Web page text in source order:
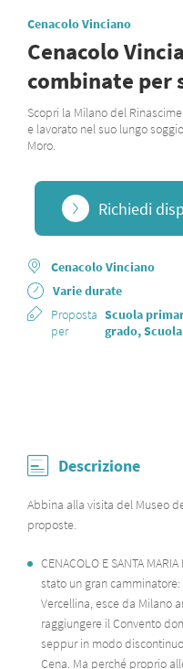
Cenacolo Vinciano
Cenacolo
combinate per
Scopri la Milano del
e lavorato nel suo lungo
Moro.
Richiedi
Cenacolo Vinciano
Varie durate
Proposta
per
Scuola
grado,
Descrizione
Abbina alla visita del Museo
proposte.
CENACOLO E SANTA
stato un gran
Vercellina, esce da Milano
raggiungere il Convento
seppur in modo
Cena. Ma perché proprio